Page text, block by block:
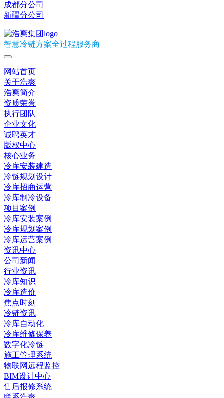
成都分公司
新疆分公司
智慧冷链方案全过程服务商
网站首页
关于浩爽
浩爽简介
资质荣誉
执行团队
企业文化
诚聘英才
版权中心
核心业务
冷库安装建造
冷链规划设计
冷库招商运营
冷库制冷设备
项目案例
冷库安装案例
冷库规划案例
冷库运营案例
资讯中心
公司新闻
行业资讯
冷库知识
冷库造价
焦点时刻
冷链资讯
冷库自动化
冷库维修保养
数字化冷链
施工管理系统
物联网远程监控
BIM设计中心
售后报修系统